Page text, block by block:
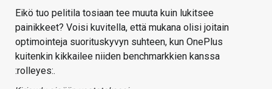
Eikö tuo pelitila tosiaan tee muuta kuin lukitsee
painikkeet? Voisi kuvitella, että mukana olisi joitain
optimointeja suorituskyvyn suhteen, kun OnePlus
kuitenkin kikkailee niiden benchmarkkien kanssa
:rolleyes:.